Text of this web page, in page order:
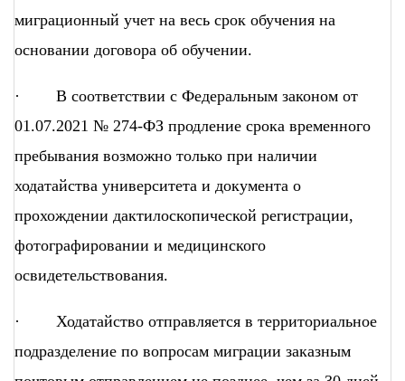
миграционный учет на весь срок обучения на
основании договора об обучении.
· В соответствии с Федеральным законом от
01.07.2021 № 274-ФЗ продление срока временного
пребывания возможно только при наличии
ходатайства университета и документа о
прохождении дактилоскопической регистрации,
фотографировании и медицинского
освидетельствования.
· Ходатайство отправляется в территориальное
подразделение по вопросам миграции заказным